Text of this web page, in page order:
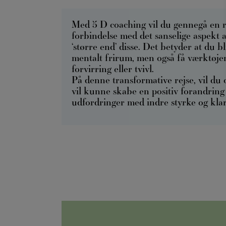
Med 5 D coaching vil du gennegå
forbindelse med det sanselige
‘større end’ disse. Det betyder at du
mentalt frirum, men også få
forvirring eller tvivl.
På denne transformative rejse, vil
vil kunne skabe en positiv
udfordringer med indre styrke og